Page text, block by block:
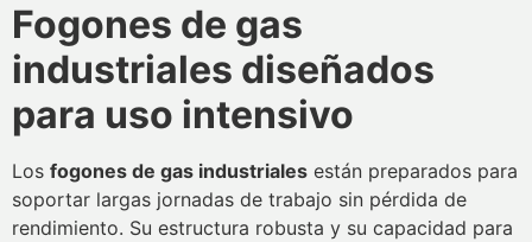
Fogones de gas
industriales diseñados
para uso intensivo
Los fogones de gas industriales están preparados para
soportar largas jornadas de trabajo sin pérdida de
rendimiento. Su estructura robusta y su capacidad para